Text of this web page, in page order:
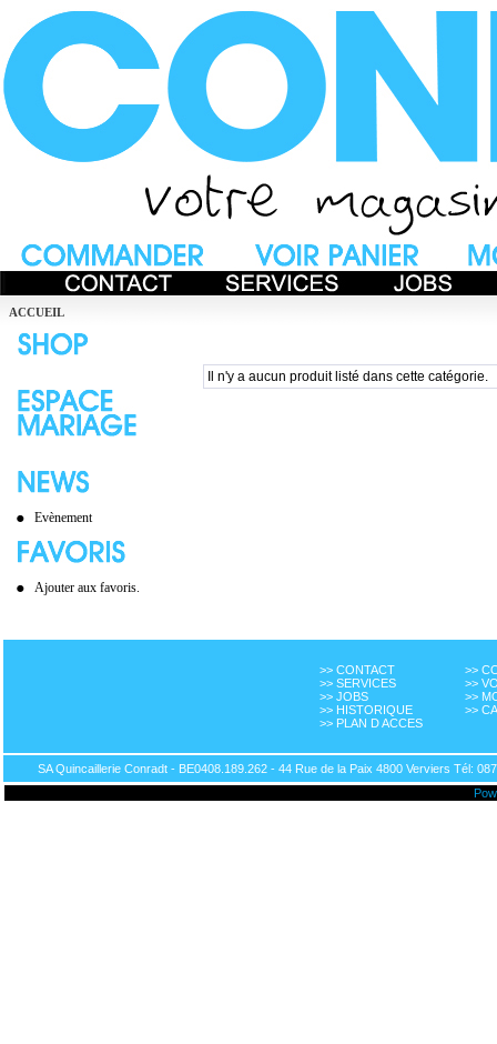
ACCUEIL
Evènement
Ajouter aux favoris.
Il n'y a aucun produit listé dans cette catégorie.
>> CONTACT
>> SERVICES
>> JOBS
>> HISTORIQUE
>> PLAN D ACCES
>>
>>
>>
>>
SA Quincaillerie Conradt - BE0408.189.262 - 44 Rue de la Paix 4800 Verviers Tél: